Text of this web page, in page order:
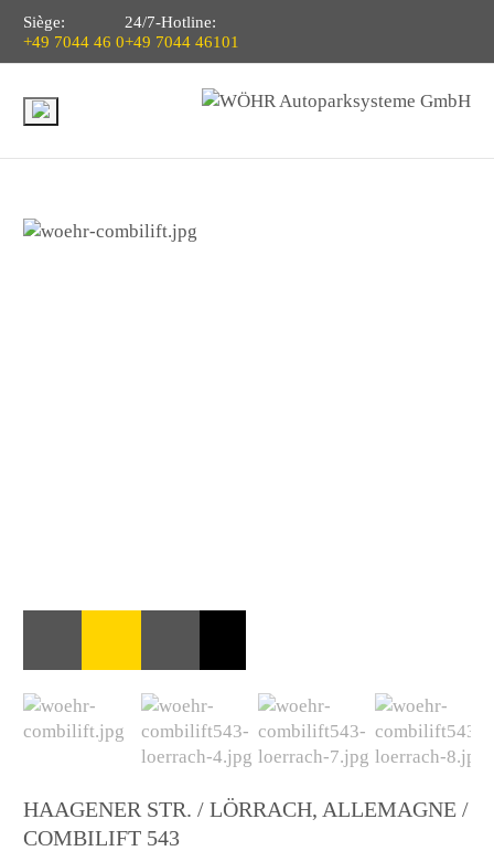
Siège:
+49 7044 46 0
24/7-Hotline:
+49 7044 46101
HAAGENER STR. / LÖRRACH, ALLEMAGNE /
COMBILIFT 543